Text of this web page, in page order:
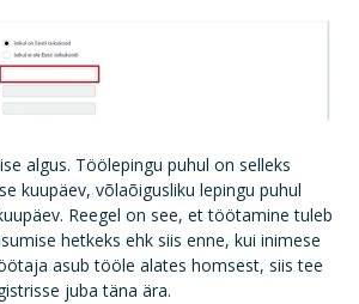
algus. Töölepingu puhul on selleks
kuupäev, võlaõigusliku lepingu puhul
Reegel on see, et töötamine tuleb
hetkeks ehk siis enne, kui inimese
asub tööle alates homsest, siis tee
juba täna ära.